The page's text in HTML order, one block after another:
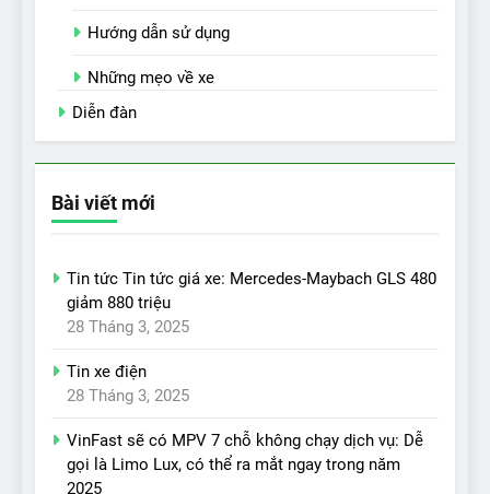
Hướng dẫn sử dụng
Những mẹo về xe
Diễn đàn
Bài viết mới
Tin tức Tin tức giá xe: Mercedes-Maybach GLS 480
giảm 880 triệu
28 Tháng 3, 2025
Tin xe điện
28 Tháng 3, 2025
VinFast sẽ có MPV 7 chỗ không chạy dịch vụ: Dễ
gọi là Limo Lux, có thể ra mắt ngay trong năm
2025